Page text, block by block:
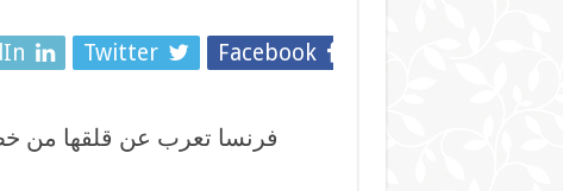
Facebook
Twitter
فرنسا تعرب عن قلقها من